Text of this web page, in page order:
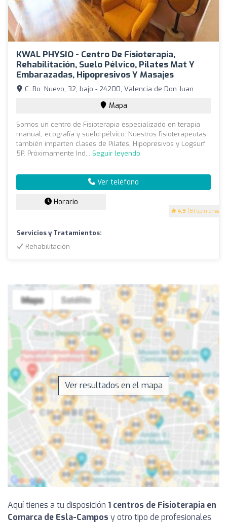
KWAL PHYSIO - Centro De Fisioterapia,
Rehabilitación, Suelo Pélvico, Pilates Mat Y
Embarazadas, Hipopresivos Y Masajes
4.9 (81 opiniones)
C. Bo. Nuevo, 32, bajo - 24200, Valencia de Don Juan
Mapa
Somos un centro de Fisioterapia especializado en terapia
manual, ecografía y suelo pélvico. Nuestros fisioterapeutas
también imparten clases de Pilates, Hipopresivos y Logsurf
5P. Próximamente Ind... Seguir leyendo
Ver teléfono
Horario
Servicios y Tratamientos:
Rehabilitación
Ver resultados en el mapa
Aquí tienes a tu disposición 1 centros de Fisioterapia en
Comarca de Esla-Campos y otro tipo de profesionales